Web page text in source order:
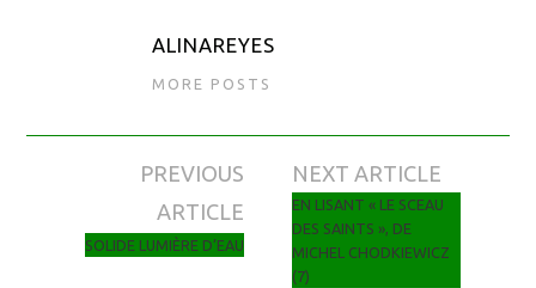
ALINAREYES
MORE POSTS
Navigation des articles
PREVIOUS
ARTICLE
SOLIDE LUMIÈRE D’EAU
NEXT ARTICLE
EN LISANT « LE SCEAU
DES SAINTS », DE
MICHEL CHODKIEWICZ
(7)